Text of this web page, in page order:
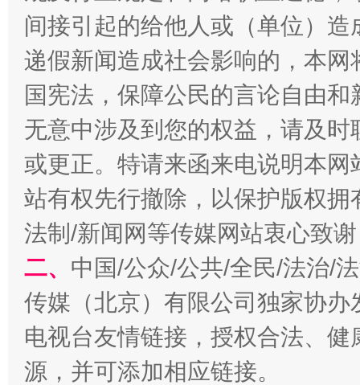
习近平的博鳌关键词
魏明亮
“刷贴”乱象丛生
间接引起的给他人或（单位）
递假新闻造成社会影响的，本
国宪法，保障公民的言论自由
无意中涉及到您的权益，请及
或更正。特请来函来电说明本
站有权先行撤除，以保护版权
法制/新闻网等传媒网站衷心致
二、 中国/公众/公共/全民/法治/
传媒（北京）有限公司独家协
电视台友情链接，授权合法、
源，并可添加相应链接。